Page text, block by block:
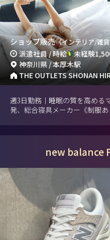
ショップ販売（インテリア/雑
派遣社員 / 時給 未経験
神奈川県 / 本厚木駅
THE OUTLETS SHONAN
週3日勤務｜睡眠の質を高める
発、総合寝具メーカー《制服あ
new balance